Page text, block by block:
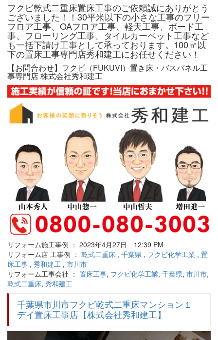
フクビ乾式二重床置床工事のご依頼誠にありがとう
ございました！！30平米以下の小さな工事のフリー
フロア工事、OAフロア工事、軽天工事、ボード工
事、フローリング工事、タイルカーペット工事など
も一括下請け工事として承っております。100㎡以
下の置床工事専門店秀和建工にお任せください！
【お問合わせ】フクビ（FUKUVI）置き床・バスパネル工
事専門店 株式会社秀和建工
リフォーム施工事例 ： 2023年4月27日 12:39 PM
リフォーム店 工事例 ： 乾式二重床 , 千葉県 , フクビ化学工業 , 置
床工事 , 秀和建工 , 市川市
リフォーム工事会社 ： 置床工事, フクビ化学工業, 千葉県, 市川市,
乾式二重床, 秀和建工
千葉県市川市フクビ乾式二重床マンション１
デイ置床工事店【株式会社秀和建工】